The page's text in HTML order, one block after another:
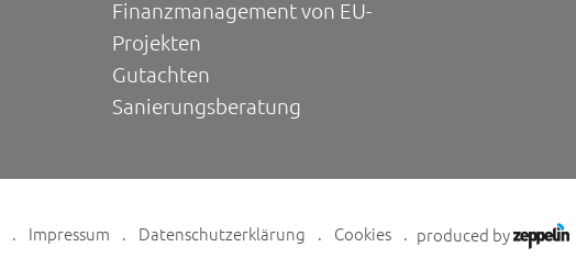
Finanzmanagement von EU-
Projekten
Gutachten
Sanierungsberatung
Impressum Datenschutzerklärung Cookies produced by